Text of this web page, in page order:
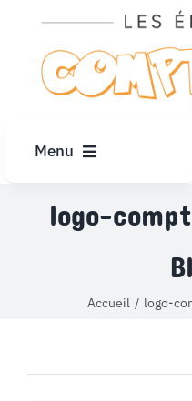
contenu
Menu
ACCUEIL
logo-
Accueil logo-